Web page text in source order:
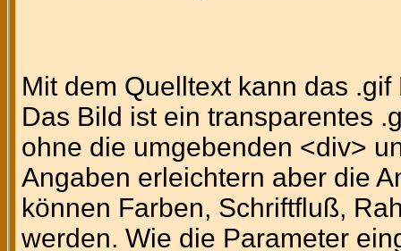
Mit dem Quelltext kann das
Das Bild ist ein transparentes
ohne die umgebenden <div>
Angaben erleichtern aber die
können Farben, Schriftfluß,
werden. Wie die Parameter